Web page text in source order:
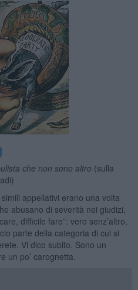
che non sono altro (sulla
simili appellativi erano una volta
abusano di severità nei giudizi,
difficile fare”: vero senz’altro,
parte della categoria di cui si
Vi dico subito. Sono un
un po’ carognetta.